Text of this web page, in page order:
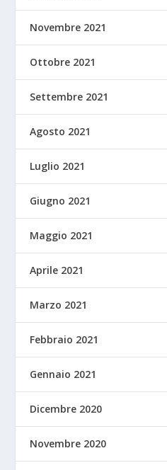
Novembre 2021
Ottobre 2021
Settembre 2021
Agosto 2021
Luglio 2021
Giugno 2021
Maggio 2021
Aprile 2021
Marzo 2021
Febbraio 2021
Gennaio 2021
Dicembre 2020
Novembre 2020